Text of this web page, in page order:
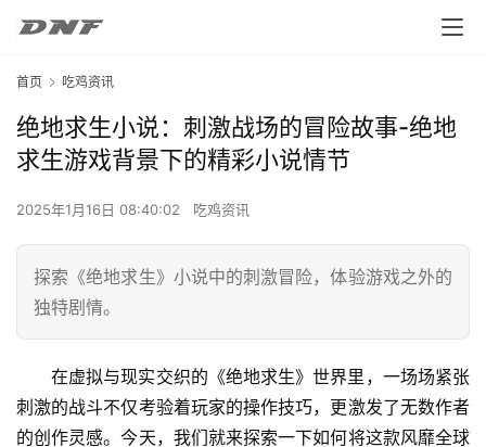
首页 吃鸡资讯
绝地求生小说：刺激战场的冒险故事-绝地
求生游戏背景下的精彩小说情节
2025年1月16日 08:40:02 吃鸡资讯
探索《绝地求生》小说中的刺激冒险，体验游戏之外的
独特剧情。
在虚拟与现实交织的《绝地求生》世界里，一场场紧张
刺激的战斗不仅考验着玩家的操作技巧，更激发了无数作者
的创作灵感。今天，我们就来探索一下如何将这款风靡全球